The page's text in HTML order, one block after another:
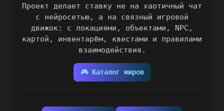
Проект делает ставку не на хаотичный чат
с нейросетью, а на связный игровой
движок: с локациями, объектами, NPC,
картой, инвентарём, квестами и правилами
взаимодействия.
🎮 Каталог миров